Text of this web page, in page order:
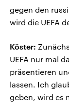
gegen den
wird die UEFA
Köster:
UEFA nur mal
präsentieren
lassen. Ich
geben, wird es